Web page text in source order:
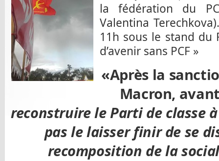
la fédération du
Valentina
11h sous le stand du
d’avenir sans PCF »
«Après la
Macron,
reconstruire le Parti de classe
pas le laisser finir de se
recomposition de la